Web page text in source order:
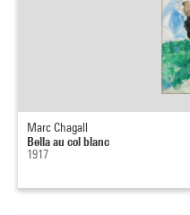
Marc Chagall
Bella au col blanc
1917